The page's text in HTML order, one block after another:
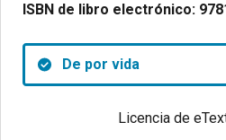
ISBN de libro electrónico:
De por vida
Licencia de